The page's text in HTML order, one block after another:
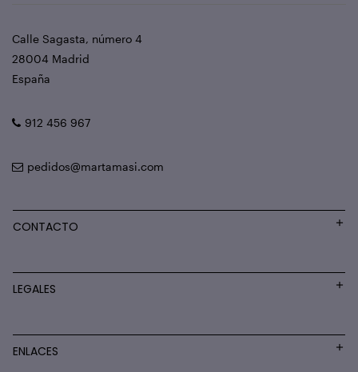
Calle Sagasta, número 4
28004 Madrid
España
912 456 967
pedidos@martamasi.com
CONTACTO
LEGALES
ENLACES